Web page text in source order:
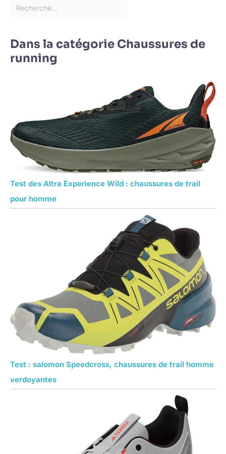
Dans la catégorie Chaussures de
running
Test des Altra Experience Wild : chaussures de trail
pour homme
Test : salomon Speedcross, chaussures de trail homme
verdoyantes